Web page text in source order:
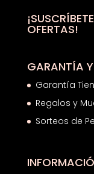
OFERTAS!
GARANTÍA
Garantía
Regalos y
Sorteos de